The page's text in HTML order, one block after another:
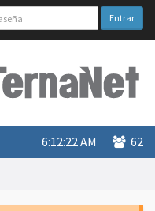
Entrar
62
6:12:22 AM